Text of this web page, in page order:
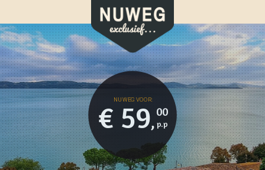
€ 59,
00